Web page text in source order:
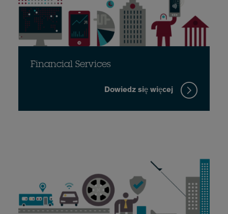
Financial Services
Dowiedz się więcej